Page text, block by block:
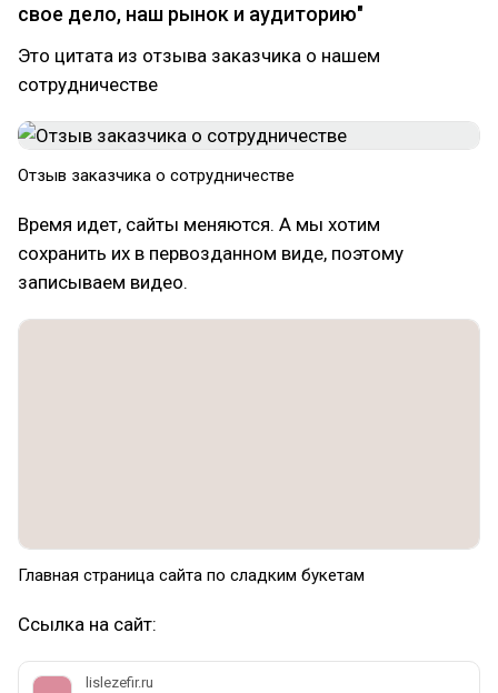
свое дело, наш рынок и аудиторию"
Это цитата из отзыва заказчика о нашем
сотрудничестве
Отзыв заказчика о сотрудничестве
Время идет, сайты меняются. А мы хотим
сохранить их в первозданном виде, поэтому
записываем видео.
Главная страница сайта по сладким букетам
Ссылка на сайт:
lislezefir.ru